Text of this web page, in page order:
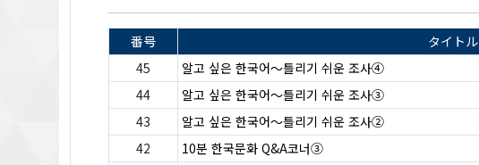
番号 タイトル
45
알고 싶은 한국어〜틀리기 쉬운 조사④
44
알고 싶은 한국어〜틀리기 쉬운 조사③
43
알고 싶은 한국어〜틀리기 쉬운 조사②
42
10분 한국문화 Q&A코너③